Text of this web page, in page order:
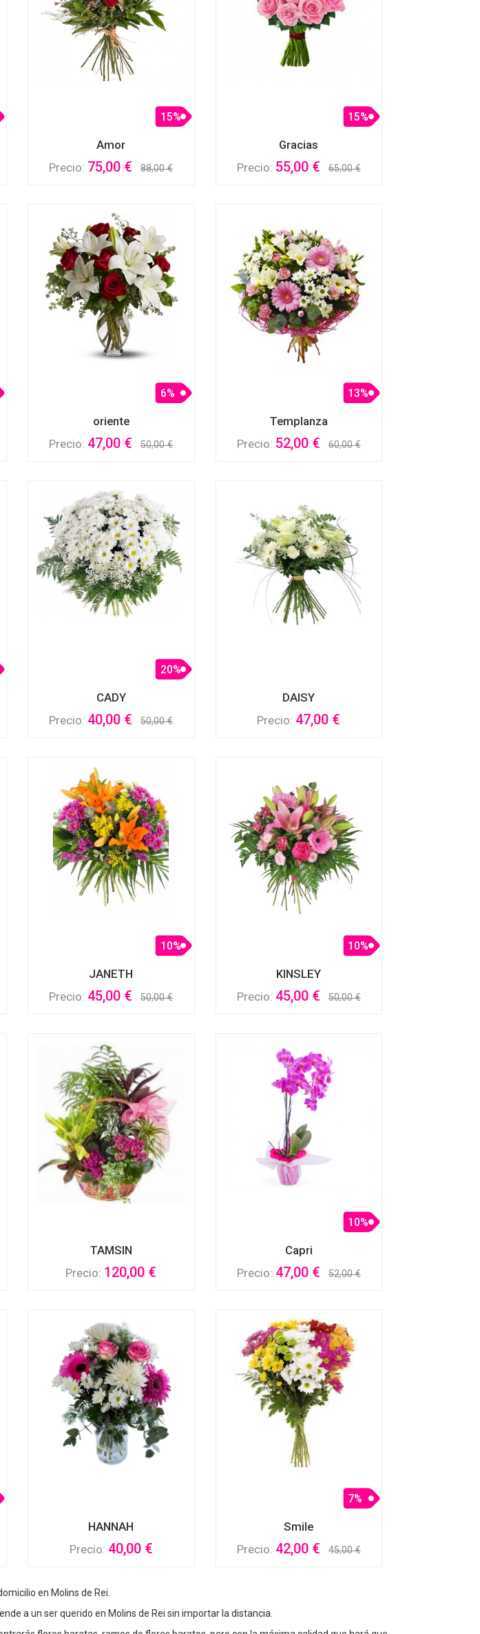
Amor
15%
Precio: 75,00 € 88,00 €
Gracias
15%
Precio: 55,00 € 65,00 €
oriente
6%
Precio: 47,00 € 50,00 €
Templanza
13%
Precio: 52,00 € 60,00 €
CADY
20%
Precio: 40,00 € 50,00 €
DAISY
Precio: 47,00 €
JANETH
10%
Precio: 45,00 € 50,00 €
KINSLEY
10%
Precio: 45,00 € 50,00 €
TAMSIN
Precio: 120,00 €
Capri
10%
Precio: 47,00 € 52,00 €
HANNAH
Precio: 40,00 €
Smile
7%
Precio: 42,00 € 45,00 €
en Molins de Rei.
a un ser querido en Molins de Rei sin importar la distancia.